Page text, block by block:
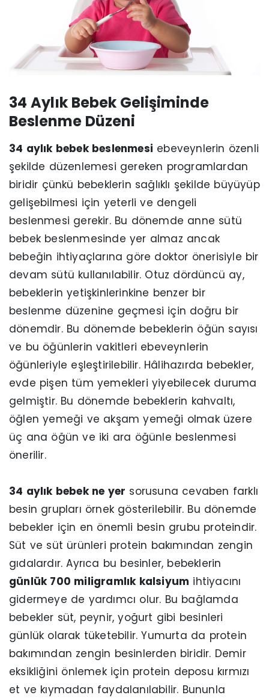
34 Aylık Bebek Gelişiminde
Beslenme Düzeni
34 aylık bebek beslenmesi ebeveynlerin özenli
şekilde düzenlemesi gereken programlardan
biridir çünkü bebeklerin sağlıklı şekilde büyüyüp
gelişebilmesi için yeterli ve dengeli
beslenmesi gerekir. Bu dönemde anne sütü
bebek beslenmesinde yer almaz ancak
bebeğin ihtiyaçlarına göre doktor önerisiyle bir
devam sütü kullanılabilir. Otuz dördüncü ay,
bebeklerin yetişkinlerinkine benzer bir
beslenme düzenine geçmesi için doğru bir
dönemdir. Bu dönemde bebeklerin öğün sayısı
ve bu öğünlerin vakitleri ebeveynlerin
öğünleriyle eşleştirilebilir. Hâlihazırda bebekler,
evde pişen tüm yemekleri yiyebilecek duruma
gelmiştir. Bu dönemde bebeklerin kahvaltı,
öğlen yemeği ve akşam yemeği olmak üzere
üç ana öğün ve iki ara öğünle beslenmesi
önerilir.
34 aylık bebek ne yer sorusuna cevaben farklı
besin grupları örnek gösterilebilir. Bu dönemde
bebekler için en önemli besin grubu proteindir.
Süt ve süt ürünleri protein bakımından zengin
gıdalardır. Ayrıca bu besinler, bebeklerin
günlük 700 miligramlık kalsiyum ihtiyacını
gidermeye de yardımcı olur. Bu bağlamda
bebekler süt, peynir, yoğurt gibi besinleri
günlük olarak tüketebilir. Yumurta da protein
bakımından zengin besinlerden biridir. Demir
eksikliğini önlemek için protein deposu kırmızı
et ve kıymadan faydalanılabilir. Bununla